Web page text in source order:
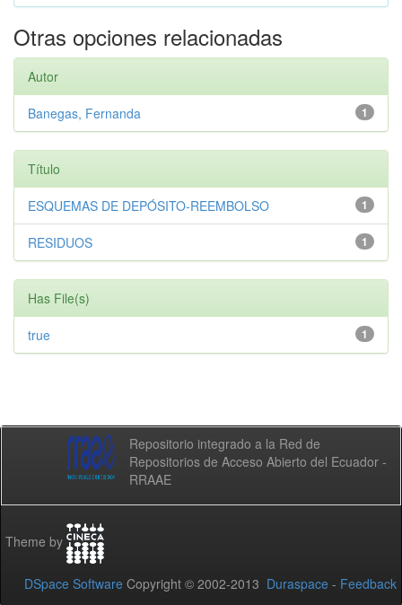
Otras opciones relacionadas
Autor
1
Banegas, Fernanda
Título
1
ESQUEMAS DE DEPÓSITO-REEMBOLSO
1
RESIDUOS
Has File(s)
1
true
Repositorio integrado a la Red de
Repositorios de Acceso Abierto del Ecuador -
RRAAE
Theme by
DSpace Software Copyright © 2002-2013 Duraspace - Feedback